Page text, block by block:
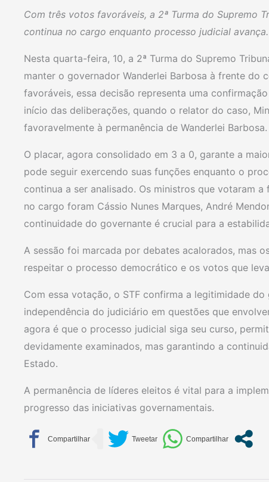
Com três votos favoráveis, a 2ª Turma do Supremo
continua no cargo enquanto processo judicial avança.
Nesta quarta-feira, 10, a 2ª Turma do Supremo
manter o governador Wanderlei Barbosa à frente do
favoráveis, essa decisão representa uma
início das deliberações, quando o relator do caso,
favoravelmente à permanência de Wanderlei Barbosa.
O placar, agora consolidado em 3 a 0, garante a
pode seguir exercendo suas funções enquanto o
continua a ser analisado. Os ministros que votaram
no cargo foram Cássio Nunes Marques, André
continuidade do governante é crucial para a
A sessão foi marcada por debates acalorados, mas
respeitar o processo democrático e os votos que
Com essa votação, o STF confirma a legitimidade
independência do judiciário em questões que
agora é que o processo judicial siga seu curso,
devidamente examinados, mas garantindo a
Estado.
A permanência de líderes eleitos é vital para a
progresso das iniciativas governamentais.